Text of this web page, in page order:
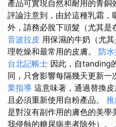
產品可實現自然和耐用的青銅
評論注意到，由於這種乳霜，
外，請務必脫下頭髮（尤其是
音波拉皮 用保濕的牛奶（尤
理乾燥和最常用的皮膚。 防
台北記帳士 因此，自tanding
同，只會影響每隔幾天更新一
業指導 這意味著，通過替換
且必須重新使用自粉產品。
是對沒有副作用的膚色的美學
我侵蝕的糖尿病患者除外）。